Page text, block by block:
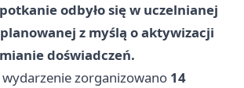
odbyło się w uczelnianej
z myślą o aktywizacji
doświadczeń.
wydarzenie zorganizowano 14